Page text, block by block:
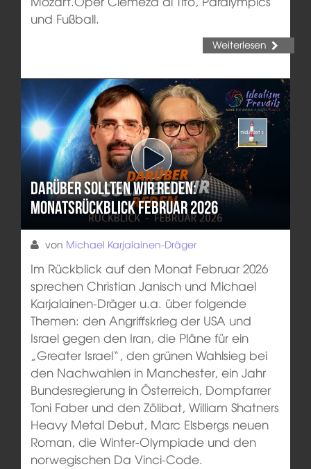
und Fußball.
Weiterlesen
Darüber sollten wir reden:
Monatsrückblick Februar 2026
von Michael Karjalainen-Dräger
Im Rückblick auf den Monat Februar 2026
sprechen Christian Janisch und Michael
Karjalainen-Dräger u.a. über folgende
Themen: den Angriffskrieg der USA und
Israel gegen den Iran, die Pläne für ein
„Greater Israel“, den grünen Wahlsieg bei
den Nachwahlen in Manchester, ein Jahr
Bundesregierung in Österreich, Dompfarrer
Toni Faber und den Zölibat, William Shatners
Heavy Metal Debut, Marc Elsbergs neuen
Roman, die Winter-Olympiade und den
norwegischen Da Vinci-Code.